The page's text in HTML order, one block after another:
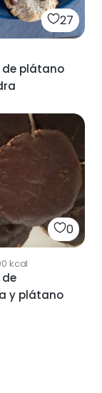
27
plátano
0
kcal
y plátano